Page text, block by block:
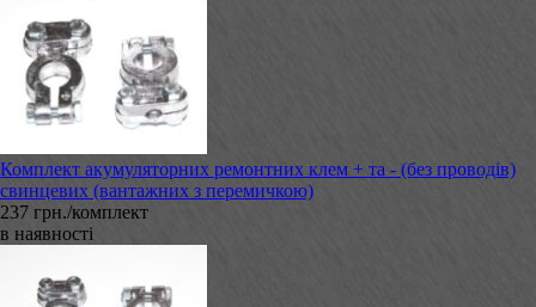
Комплект акумуляторних ремонтних клем + та - (без проводів)
свинцевих (вантажних з перемичкою)
237 грн./комплект
в наявності